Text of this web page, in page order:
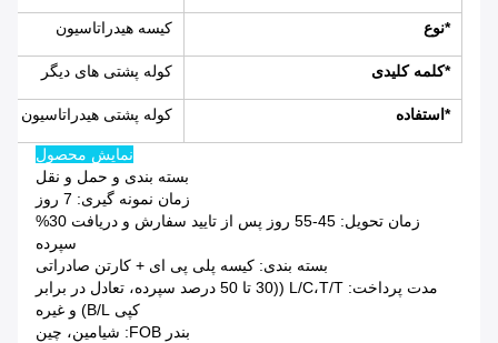
*نوع کیسه هیدراتاسیون
*کلمه کلیدی کوله پشتی های دیگر
*استفاده کوله پشتی هیدراتاسیون
نمایش محصول
بسته بندی و حمل و نقل
زمان نمونه گیری: 7 روز
زمان تحویل: 45-55 روز پس از تایید سفارش و دریافت 30%
سپرده
بسته بندی: کیسه پلی پی ای + کارتن صادراتی
مدت پرداخت: L/C،T/T ((30 تا 50 درصد سپرده، تعادل در برابر
کپی B/L) و غیره
بندر FOB: شیامین، چین